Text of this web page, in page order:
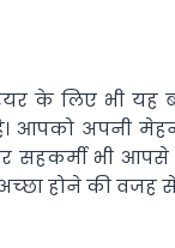
के लिए भी
आपको अपनी
सहकर्मी भी आपसे
होने की वजह